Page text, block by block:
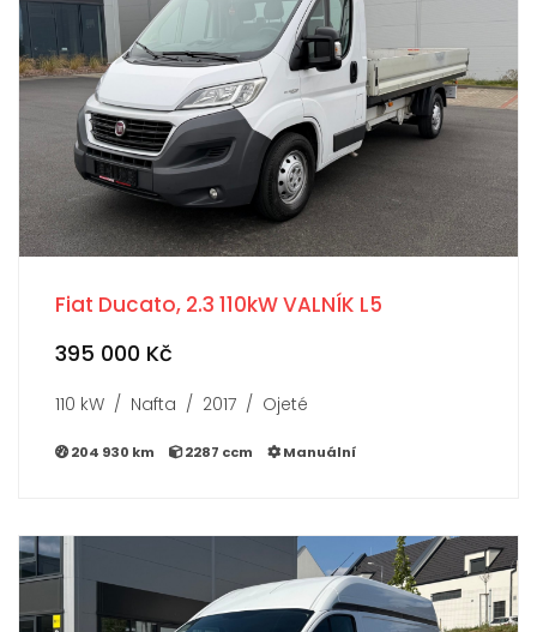
Fiat Ducato, 2.3 110kW VALNÍK L5
395 000 Kč
110 kW / Nafta / 2017 / Ojeté
204 930 km 2287 ccm Manuální